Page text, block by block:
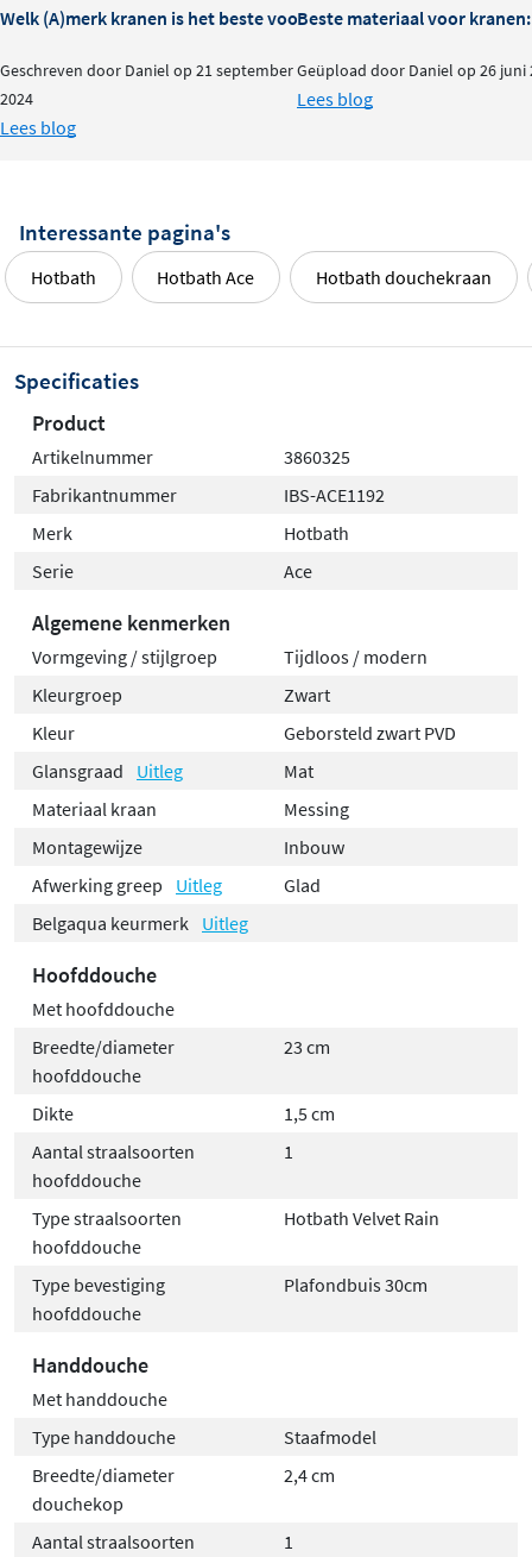
Welk (A)merk kranen is het beste voor je badkamer?
Geschreven door Daniel op 21 september
2024
Lees blog
Beste materiaal voor kranen:
Geüpload door Daniel op 26 juni
Lees blog
Interessante pagina's
Hotbath Hotbath Ace Hotbath douchekraan
Specificaties
Product
Artikelnummer
3860325
Fabrikantnummer
IBS-ACE1192
Merk
Hotbath
Serie
Ace
Algemene kenmerken
Vormgeving / stijlgroep
Tijdloos / modern
Kleurgroep
Zwart
Kleur
Geborsteld zwart PVD
Glansgraad
Uitleg
Mat
Materiaal kraan
Messing
Montagewijze
Inbouw
Afwerking greep
Uitleg
Glad
Belgaqua keurmerk
Uitleg
Hoofddouche
Met hoofddouche
Breedte/diameter
hoofddouche
23 cm
Dikte
1,5 cm
Aantal straalsoorten
hoofddouche
1
Type straalsoorten
hoofddouche
Hotbath Velvet Rain
Type bevestiging
hoofddouche
Plafondbuis 30cm
Handdouche
Met handdouche
Type handdouche
Staafmodel
Breedte/diameter
douchekop
2,4 cm
Aantal straalsoorten 1